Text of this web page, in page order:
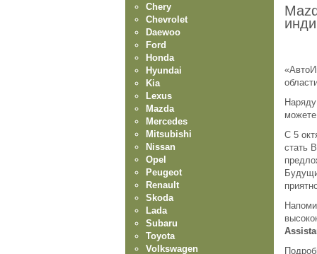
С 5
стать
Chery
Chevrolet
Daewoo
Ford
Honda
Hyundai
Kia
Lexus
Mazda
Mercedes
Mitsubishi
Nissan
Opel
Peugeot
Renault
Skoda
Lada
Subaru
Toyota
Volkswagen